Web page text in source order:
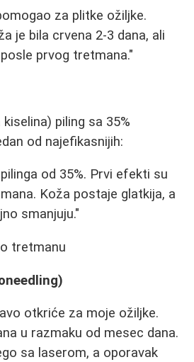
za plitke ožiljke.
je bila crvena 2-3 dana, ali
prvog tretmana."
piling sa 35%
od najefikasnijih:
od 35%. Prvi efekti su
Koža postaje glatkija, a
smanjuju."
tretmanu
otkriće za moje ožiljke.
u razmaku od mesec dana.
sa laserom, a oporavak